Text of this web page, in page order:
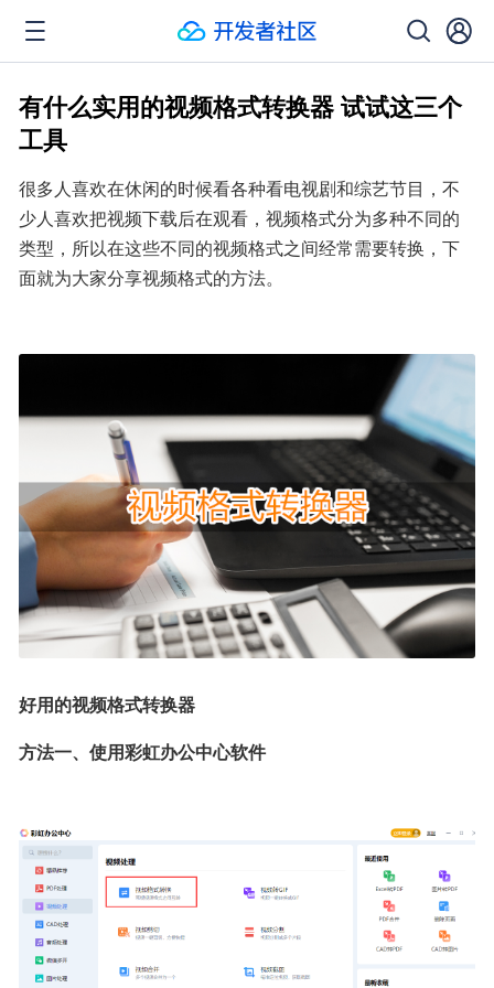
有什么实用的视频格式转换器 试试这三个
工具
很多人喜欢在休闲的时候看各种看电视剧和综艺节目，不
少人喜欢把视频下载后在观看，视频格式分为多种不同的
类型，所以在这些不同的视频格式之间经常需要转换，下
面就为大家分享视频格式的方法。
好用的视频格式转换器
方法一、使用彩虹办公中心软件